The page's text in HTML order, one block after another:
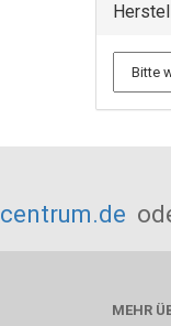
Sie
centrum.de
MEHR